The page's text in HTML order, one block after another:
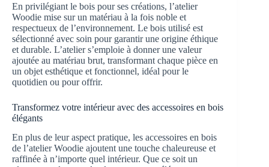
En privilégiant le bois pour ses créations, l’atelier
Woodie mise sur un matériau à la fois noble et
respectueux de l’environnement. Le bois utilisé est
sélectionné avec soin pour garantir une origine éthique
et durable. L’atelier s’emploie à donner une valeur
ajoutée au matériau brut, transformant chaque pièce en
un objet esthétique et fonctionnel, idéal pour le
quotidien ou pour offrir.
Transformez votre intérieur avec des accessoires en bois
élégants
En plus de leur aspect pratique, les accessoires en bois
de l’atelier Woodie ajoutent une touche chaleureuse et
raffinée à n’importe quel intérieur. Que ce soit un